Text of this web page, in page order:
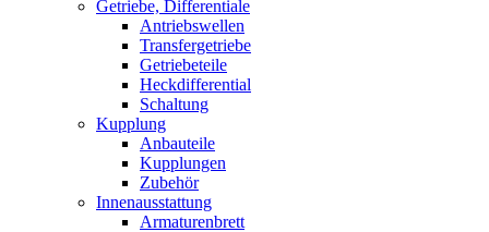
Getriebe, Differentiale
Antriebswellen
Transfergetriebe
Getriebeteile
Heckdifferential
Schaltung
Kupplung
Anbauteile
Kupplungen
Zubehör
Innenausstattung
Armaturenbrett